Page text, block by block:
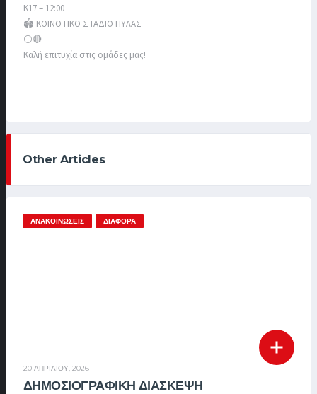
Κ17 – 12:00
🏟️ ΚΟΙΝΟΤΙΚΟ ΣΤΑΔΙΟ ΠΥΛΑΣ
⚪️🔴
Καλή επιτυχία στις ομάδες μας!
Other Articles
ΑΝΑΚΟΙΝΏΣΕΙΣ ΔΙΆΦΟΡΑ
20 ΑΠΡΙΛΊΟΥ, 2026
ΔΗΜΟΣΙΟΓΡΑΦΙΚΗ ΔΙΑΣΚΕΨΗ